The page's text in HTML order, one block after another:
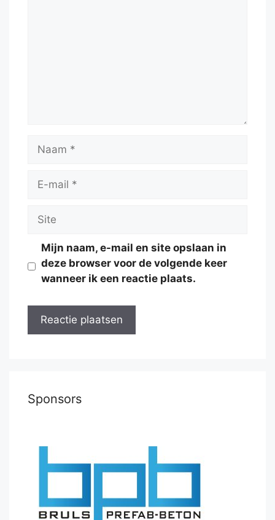
Naam
Site
Mijn naam, e-mail en site opslaan in
deze browser voor de volgende keer
wanneer ik een reactie plaats.
Sponsors